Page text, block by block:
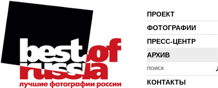
ПРОЕКТ
ФОТОГРАФИИ
ПРЕСС-ЦЕНТР
АРХИВ
ПОИСК
КОНТАКТЫ